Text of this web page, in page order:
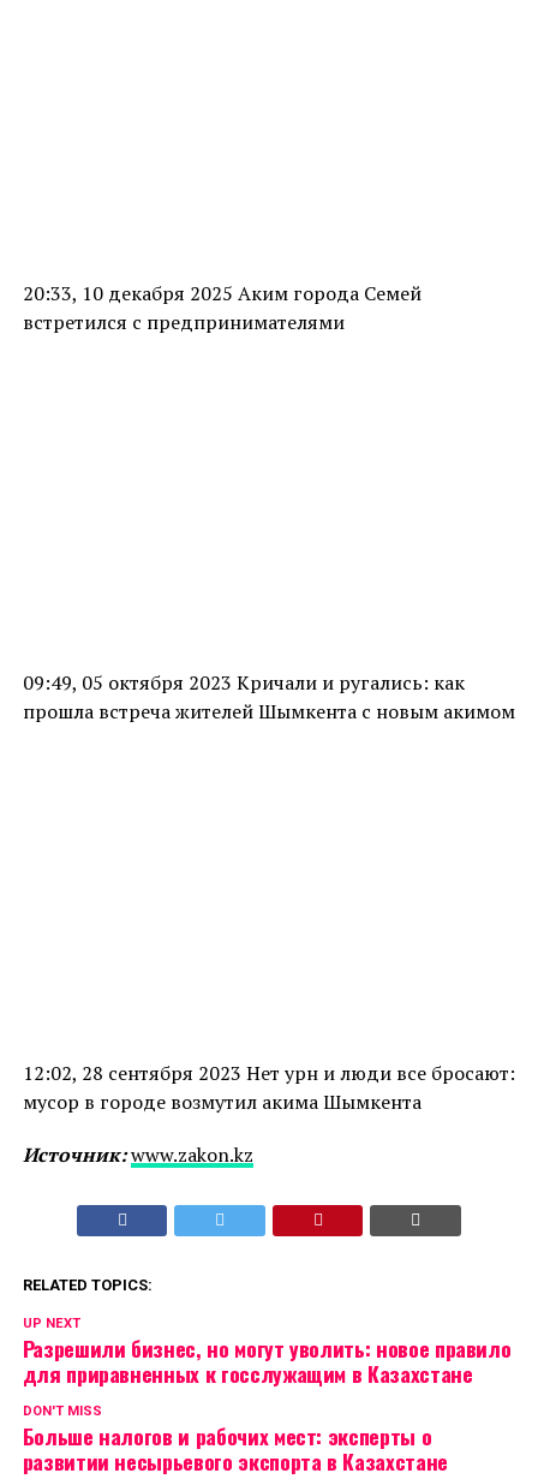
20:33, 10 декабря 2025 Аким города Семей
встретился с предпринимателями
09:49, 05 октября 2023 Кричали и ругались: как
прошла встреча жителей Шымкента с новым акимом
12:02, 28 сентября 2023 Нет урн и люди все бросают:
мусор в городе возмутил акима Шымкента
Источник:www.zakon.kz
RELATED TOPICS:
UP NEXT
Разрешили бизнес, но могут уволить: новое правило
для приравненных к госслужащим в Казахстане
DON'T MISS
Больше налогов и рабочих мест: эксперты о
развитии несырьевого экспорта в Казахстане